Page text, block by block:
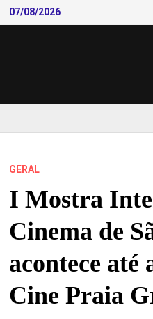
Skip
to
07/08/2026
GERAL
I Mostra
Cinema de
acontece até
Cine Praia